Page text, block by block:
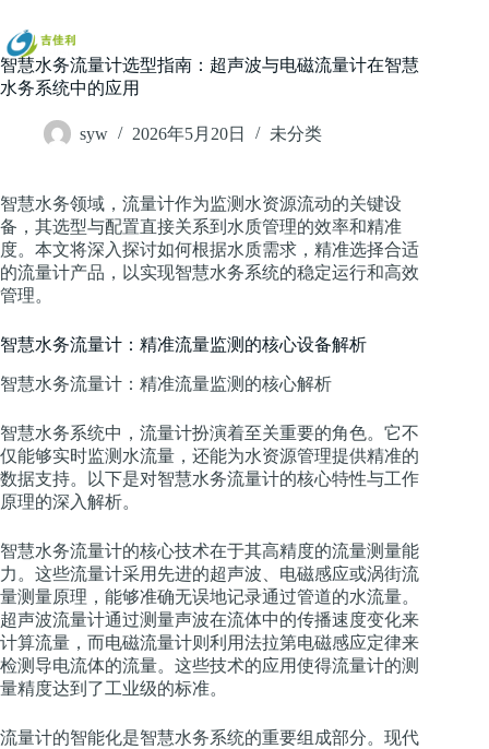
过
内
容
智慧水务流量计选型指南：超声波与电磁流量计在智慧
水务系统中的应用
syw 2026年5月20日 未分类
智慧水务领域，流量计作为监测水资源流动的关键设
备，其选型与配置直接关系到水质管理的效率和精准
度。本文将深入探讨如何根据水质需求，精准选择合适
的流量计产品，以实现智慧水务系统的稳定运行和高效
管理。
智慧水务流量计：精准流量监测的核心设备解析
智慧水务流量计：精准流量监测的核心解析
智慧水务系统中，流量计扮演着至关重要的角色。它不
仅能够实时监测水流量，还能为水资源管理提供精准的
数据支持。以下是对智慧水务流量计的核心特性与工作
原理的深入解析。
智慧水务流量计的核心技术在于其高精度的流量测量能
力。这些流量计采用先进的超声波、电磁感应或涡街流
量测量原理，能够准确无误地记录通过管道的水流量。
超声波流量计通过测量声波在流体中的传播速度变化来
计算流量，而电磁流量计则利用法拉第电磁感应定律来
检测导电流体的流量。这些技术的应用使得流量计的测
量精度达到了工业级的标准。
流量计的智能化是智慧水务系统的重要组成部分。现代